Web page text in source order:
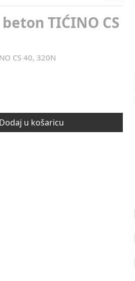
TIĆINO CS
CS 40, 320N
Dodaj u košaricu